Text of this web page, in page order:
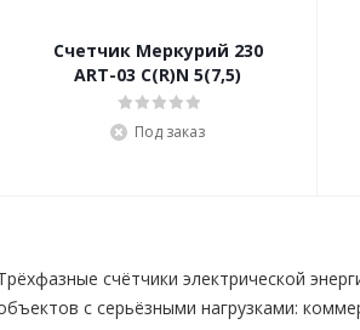
Счетчик Меркурий 230
ARТ-03 C(R)N 5(7,5)
Под заказ
счётчики электрической
с серьёзными нагрузками: